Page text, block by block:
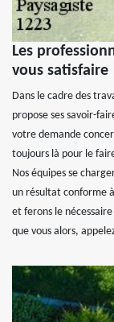
Les
vous satisfaire
Dans le cadre des
propose ses savoir-
votre demande
toujours là pour le
Nos équipes se
un résultat conforme
et ferons le
que vous alors,